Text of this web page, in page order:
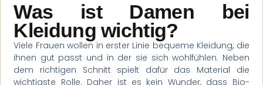
Was ist Damen bei
Kleidung wichtig?
Viele Frauen wollen in erster Linie bequeme Kleidung, die
ihnen gut passt und in der sie sich wohlfühlen. Neben
dem richtigen Schnitt spielt dafür das Material die
wichtigste Rolle. Daher ist es kein Wunder, dass Bio-